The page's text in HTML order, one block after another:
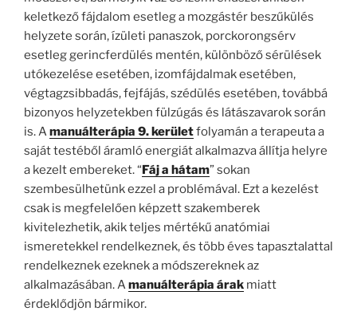
keletkező fájdalom esetleg a mozgástér beszűkülés
helyzete során, ízületi panaszok, porckorongsérv
esetleg gerincferdülés mentén, különböző sérülések
utókezelése esetében, izomfájdalmak esetében,
végtagzsibbadás, fejfájás, szédülés esetében, továbbá
bizonyos helyzetekben fülzúgás és látászavarok során
is. Amanuálterápia 9. kerületfolyamán a terapeuta a
saját testéből áramló energiát alkalmazva állítja helyre
a kezelt embereket. “Fáj a hátam” sokan
szembesülhetünk ezzel a problémával. Ezt a kezelést
csak is megfelelően képzett szakemberek
kivitelezhetik, akik teljes mértékű anatómiai
ismeretekkel rendelkeznek, és több éves tapasztalattal
rendelkeznek ezeknek a módszereknek az
alkalmazásában. Amanuálterápia árak miatt
érdeklődjön bármikor.